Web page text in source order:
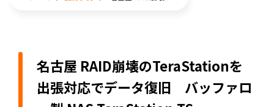
名古屋 RAID崩壊のTeraStationを
出張対応でデータ復旧 バッファロ